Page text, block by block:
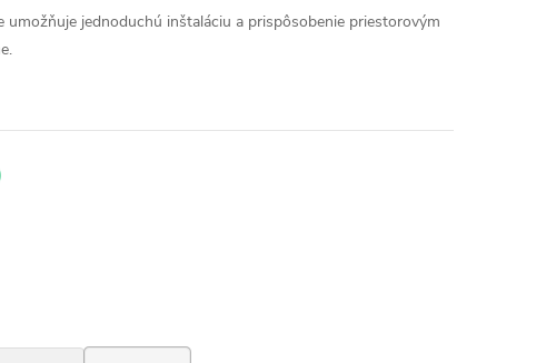
umožňuje jednoduchú inštaláciu a prispôsobenie priestorovým